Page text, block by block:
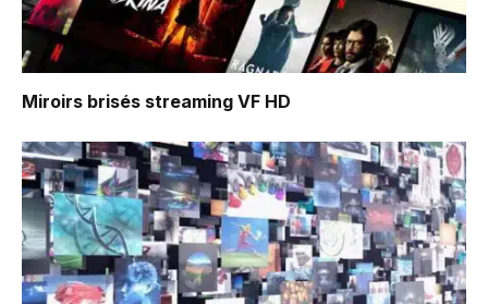
Miroirs brisés streaming VF HD